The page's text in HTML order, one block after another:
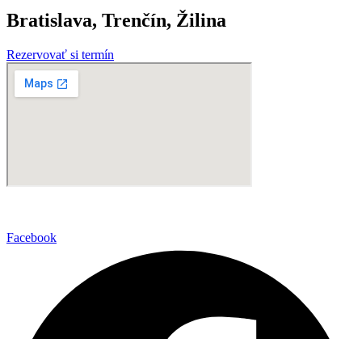
Bratislava, Trenčín, Žilina
Rezervovať si termín
Facebook